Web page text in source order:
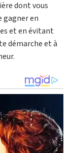
dont vous
en
et en évitant
démarche et à